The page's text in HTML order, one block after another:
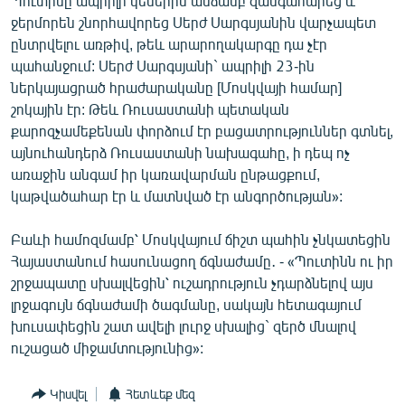
ջերմորեն շնորհավորեց Սերժ Սարգսյանին վարչապետ
ընտրվելու առթիվ, թեև արարողակարգը դա չէր
պահանջում: Սերժ Սարգսյանի` ապրիլի 23-ին
ներկայացրած հրաժարականը [Մոսկվայի համար]
շոկային էր: Թեև Ռուսաստանի պետական
քարոզչամեքենան փորձում էր բացատրություններ գտնել,
այնուհանդերձ Ռուսաստանի նախագահը, ի դեպ ոչ
առաջին անգամ իր կառավարման ընթացքում,
կաթվածահար էր և մատնված էր անգործության»:
Բաևի համոզմամբ՝ Մոսկվայում ճիշտ պահին չնկատեցին
Հայաստանում հասունացող ճգնաժամը․ - «Պուտինն ու իր
շրջապատը սխալվեցին՝ ուշադրություն չդարձնելով այս
լրջագույն ճգնաժամի ծագմանը, սակայն հետագայում
խուսափեցին շատ ավելի լուրջ սխալից` զերծ մնալով
ուշացած միջամտությունից»:
Կիսվել Հետևեք մեզ